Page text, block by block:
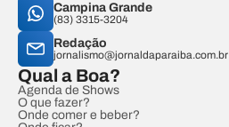
Campina Grande
(83) 3315-3204
Redação
jornalismo@jornaldaparaiba.com.br
Qual a Boa?
Agenda de Shows
O que fazer?
Onde comer e beber?